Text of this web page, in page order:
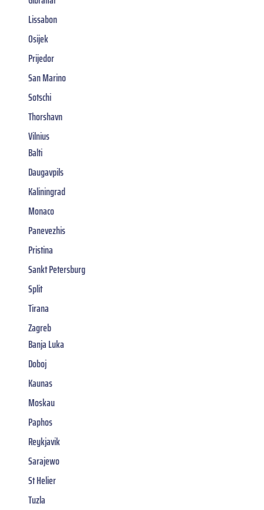
Lissabon
Osijek
Prijedor
San Marino
Sotschi
Thorshavn
Vilnius
Balti
Daugavpils
Kaliningrad
Monaco
Panevezhis
Pristina
Sankt Petersburg
Split
Tirana
Zagreb
Banja Luka
Doboj
Kaunas
Moskau
Paphos
Reykjavik
Sarajewo
St Helier
Tuzla